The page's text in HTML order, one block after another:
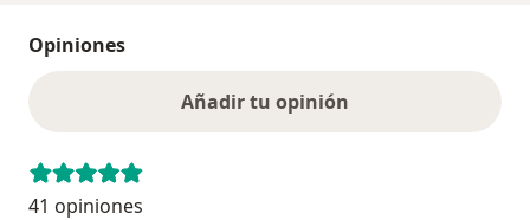
Opiniones
Añadir tu opinión
41 opiniones